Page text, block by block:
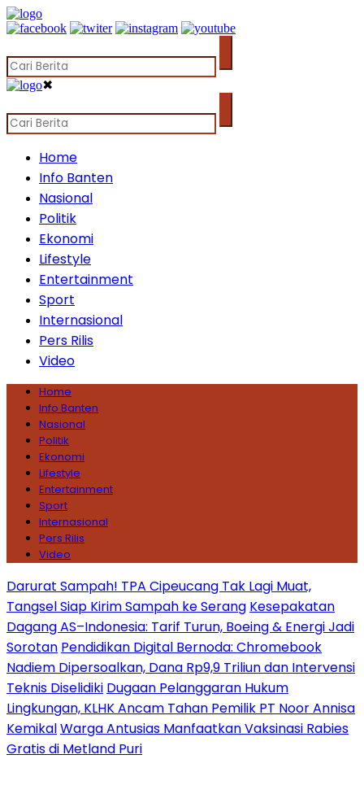
✖
Home
Info Banten
Nasional
Politik
Ekonomi
Lifestyle
Entertainment
Sport
Internasional
Pers Rilis
Video
Home
Info Banten
Nasional
Politik
Ekonomi
Lifestyle
Entertainment
Sport
Internasional
Pers Rilis
Video
Darurat Sampah! TPA Cipeucang Tak Lagi Muat,
Tangsel Siap Kirim Sampah ke Serang Kesepakatan
Dagang AS–Indonesia: Tarif Turun, Boeing & Energi Jadi
Sorotan Pendidikan Digital Bernoda: Chromebook
Nadiem Dipersoalkan, Dana Rp9,9 Triliun dan Intervensi
Teknis Diselidiki Dugaan Pelanggaran Hukum
Lingkungan, KLHK Ancam Tahan Pemilik PT Noor Annisa
KemikalWarga Antusias Manfaatkan Vaksinasi Rabies
Gratis di Metland Puri